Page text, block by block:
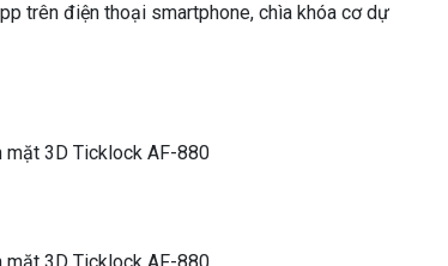
trên điện thoại smartphone, chìa khóa cơ dự